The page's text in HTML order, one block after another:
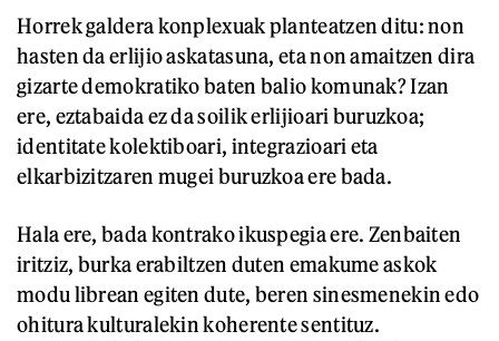
Horrek galdera konplexuak planteatzen ditu: non
hasten da erlijio askatasuna, eta non amaitzen dira
gizarte demokratiko baten balio komunak? Izan
ere, eztabaida ez da soilik erlijioari buruzkoa;
identitate kolektiboari, integrazioari eta
elkarbizitzaren mugei buruzkoa ere bada.
Hala ere, bada kontrako ikuspegia ere. Zenbaiten
iritziz, burka erabiltzen duten emakume askok
modu librean egiten dute, beren sinesmenekin edo
ohitura kulturalekin koherente sentituz.